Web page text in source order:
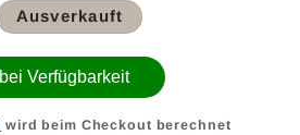
Ausverkauft
Verfügbarkeit
wird beim Checkout berechnet